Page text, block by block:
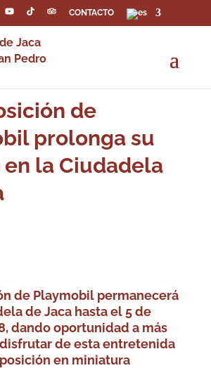
CONTACTO
de
prolonga su
la Ciudadela
de Playmobil permanecerá
de Jaca hasta el 5 de
dando oportunidad a más
de esta entretenida
en miniatura